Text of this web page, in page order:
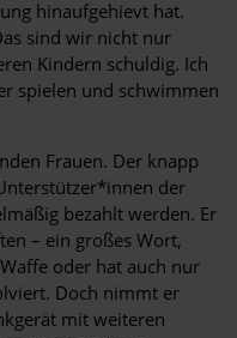
hinaufgehievt hat.
sind wir nicht nur
Kindern schuldig. Ich
spielen und schwimmen
Frauen. Der knapp
der
bezahlt werden. Er
– ein großes Wort,
oder hat auch nur
Doch nimmt er
mit weiteren